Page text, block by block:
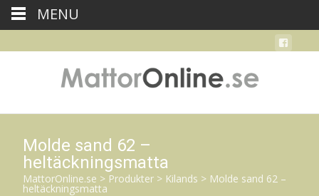
Molde sand 62 –
heltäckningsmatta
MattorOnline.se > Produkter > Kilands > Molde sand 62 –
heltäckningsmatta
MENU